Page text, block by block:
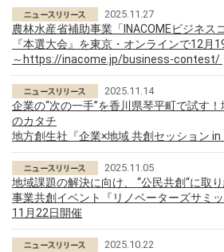
2025.11.27
農林水産省補助事業「INACOMEビジネス
『本選大会』を東京・オンラインで12月
～ https://inacome.jp/business-contest/
2025.11.14
企業の“次の一手”を香川県琴平町で試す
のカタチ
地方創生社『企業×地域 共創セッション
2025.11.05
地域課題の解決に向け、 “公民共創“に取
事業共創イベント『リノベーターズサミ
11月22日開催
2025.10.22